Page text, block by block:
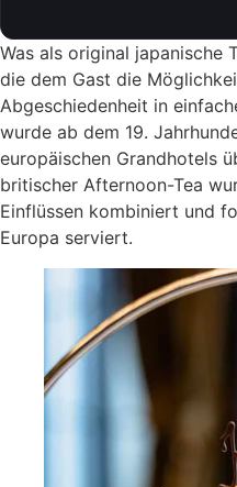
Was als original japanische
die dem Gast die
Abgeschiedenheit in
wurde ab dem 19.
europäischen Grandhotels
britischer Afternoon-Tea
Einflüssen kombiniert und
Europa serviert.